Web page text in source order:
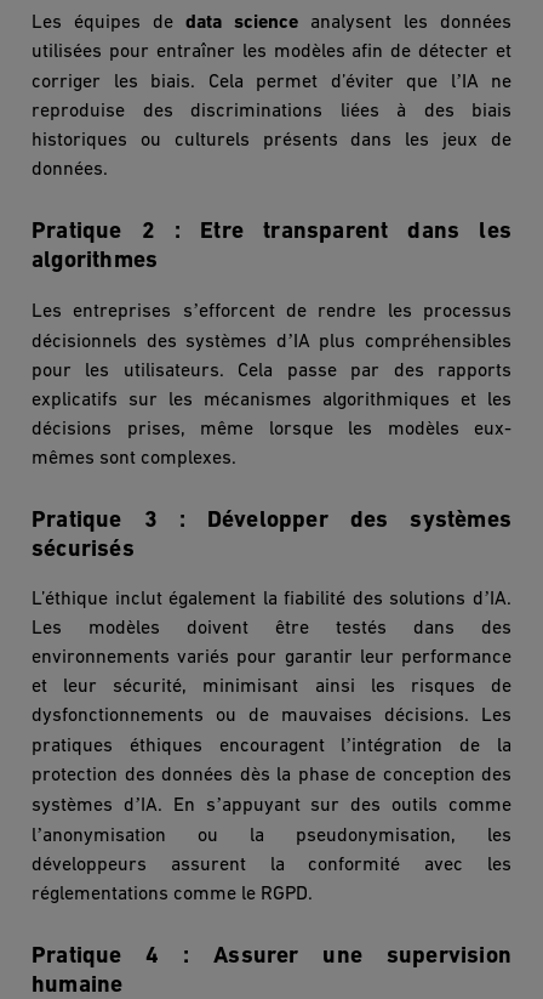
Les équipes de data science analysent les données
utilisées pour entraîner les modèles afin de détecter et
corriger les biais. Cela permet d’éviter que l’IA ne
reproduise des discriminations liées à des biais
historiques ou culturels présents dans les jeux de
données.
Pratique 2 : Etre transparent dans les
algorithmes
Les entreprises s’efforcent de rendre les processus
décisionnels des systèmes d ’ IA plus compréhensibles
pour les utilisateurs. Cela passe par des rapports
explicatifs sur les mécanismes algorithmiques et les
décisions prises, même lorsque les mod èles eux-
mêmes sont complexes.
Pratique 3 : Développer des systèmes
sécurisés
L’éthique inclut également la fiabilité des solutions d ’ IA.
Les mod èles doivent être testés dans des
environnements variés pour garantir leur performance
et leur sécurité, minimisant ainsi les risques de
dysfonctionnements ou de mauvaises décisions. Les
pratiques éthiques encouragent l’intégration de la
protection des données d ès la phase de conception des
systèmes d ’ IA. En s’appuyant sur des outils comme
l’anonymisation ou la pseudonymisation, les
développeurs assurent la conformité avec les
réglementations comme le RGPD.
Pratique 4 : Assurer une supervision
humaine